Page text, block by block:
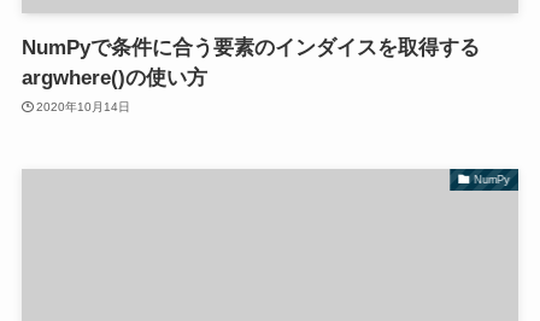
NumPyで条件に合う要素のインダイスを取得する
argwhere()の使い方
2020年10月14日
NumPy